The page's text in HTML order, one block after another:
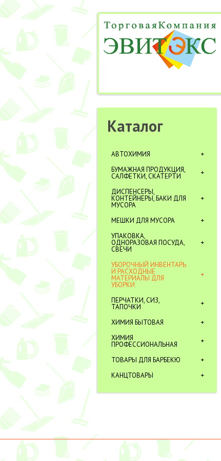
Каталог
АВТОХИМИЯ
БУМАЖНАЯ ПРОДУКЦИЯ,
САЛФЕТКИ, СКАТЕРТИ
ДИСПЕНСЕРЫ,
КОНТЕЙНЕРЫ, БАКИ ДЛЯ
МУСОРА
МЕШКИ ДЛЯ МУСОРА
УПАКОВКА,
ОДНОРАЗОВАЯ ПОСУДА,
СВЕЧИ
УБОРОЧНЫЙ ИНВЕНТАРЬ
И РАСХОДНЫЕ
МАТЕРИАЛЫ ДЛЯ
УБОРКИ
ПЕРЧАТКИ, СИЗ,
ТАПОЧКИ
ХИМИЯ БЫТОВАЯ
ХИМИЯ
ПРОФЕССИОНАЛЬНАЯ
ТОВАРЫ ДЛЯ БАРБЕКЮ
КАНЦТОВАРЫ